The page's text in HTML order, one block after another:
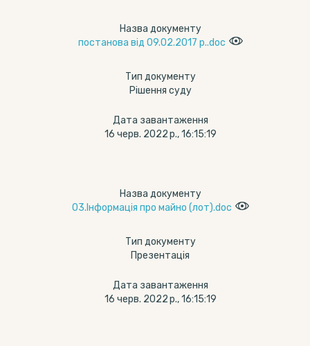
Назва документу
постанова від 09.02.2017 р..doc
Тип документу
Рішення суду
Дата завантаження
16 черв. 2022 р., 16:15:19
Назва документу
03.Інформація про майно (лот).doc
Тип документу
Презентація
Дата завантаження
16 черв. 2022 р., 16:15:19